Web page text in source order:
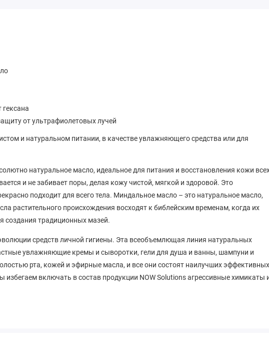
от ультрафиолетовых лучей
и натуральном питании, в качестве увлажняющего средства или для
натуральное масло, идеальное для питания и восстановления кожи
и не забивает поры, делая кожу чистой, мягкой и здоровой. Это
подходит для всего тела. Миндальное масло – это натуральное масло,
растительного происхождения восходят к библейским временам, когда их
традиционных мазей.
средств личной гигиены. Эта всеобъемлющая линия натуральных
увлажняющие кремы и сыворотки, гели для душа и ванны, шампуни и
рта, кожей и эфирные масла, и все они состоят наилучших эффективных
избегаем включать в состав продукции NOW Solutions агрессивные химикаты